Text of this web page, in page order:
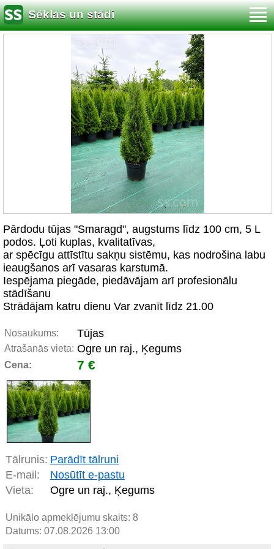
Sēklas un stādi
Pārdodu tūjas "Smaragd", augstums līdz 100 cm, 5 L
podos. Ļoti kuplas, kvalitatīvas,
ar spēcīgu attīstītu sakņu sistēmu, kas nodrošina labu
ieaugšanos arī vasaras karstumā.
Iespējama piegāde, piedāvājam arī profesionālu
stādīšanu
Strādājam katru dienu Var zvanīt līdz 21.00
Nosaukums: Tūjas
Atrašanās vieta: Ogre un raj., Ķegums
Cena: 7 €
Tālrunis: Parādīt tālruni
E-mail:
Nosūtīt e-pastu
Vieta:
Ogre un raj., Ķegums
Unikālo apmeklējumu skaits: 8
Datums: 07.08.2026 13:00